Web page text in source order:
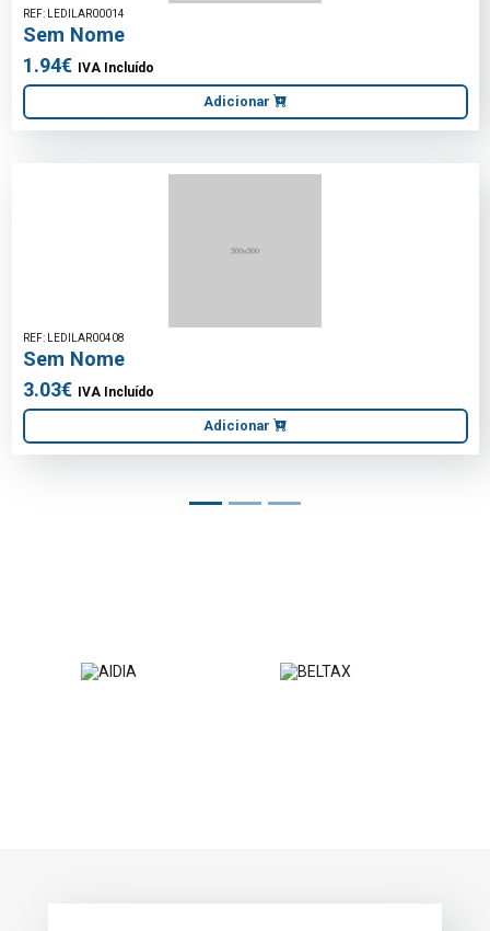
REF: LEDILAR00014
Sem Nome
1.94€ IVA Incluído
Adicionar
REF: LEDILAR00408
Sem Nome
3.03€ IVA Incluído
Adicionar